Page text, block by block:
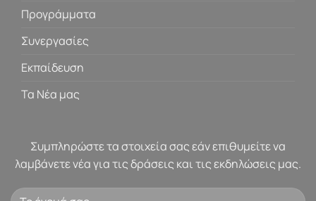
Προγράμματα
Συνεργασίες
Εκπαίδευση
Τα Νέα μας
Συμπληρώστε τα στοιχεία σας εάν επιθυμείτε να
λαμβάνετε νέα για τις δράσεις και τις εκδηλώσεις μας.